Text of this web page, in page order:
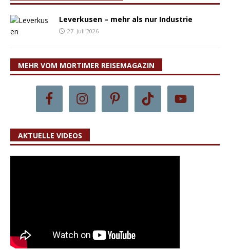
Leverkusen – mehr als nur Industrie
27. Juli 2026
MEHR VOM MORTIMER REISEMAGAZIN
AKTUELLE VIDEOS